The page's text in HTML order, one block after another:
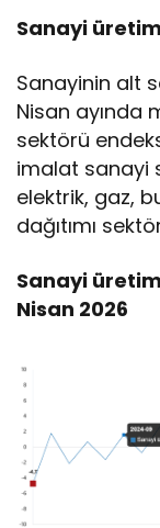
Sanayi
Sanayinin alt
Nisan ayında
sektörü
imalat sanayi
elektrik, gaz,
dağıtımı
Sanayi
Nisan 2026